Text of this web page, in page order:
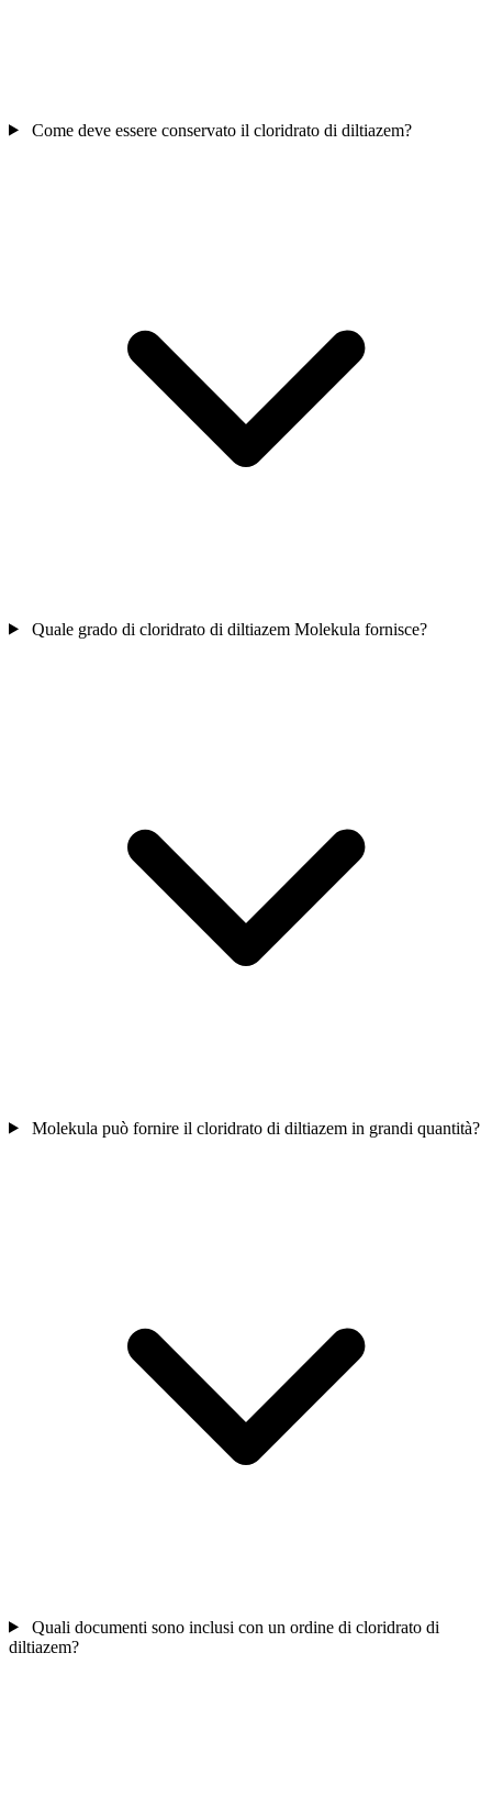
Come deve essere conservato il cloridrato di diltiazem?
Quale grado di cloridrato di diltiazem Molekula fornisce?
Molekula può fornire il cloridrato di diltiazem in grandi quantità?
Quali documenti sono inclusi con un ordine di cloridrato di
diltiazem?